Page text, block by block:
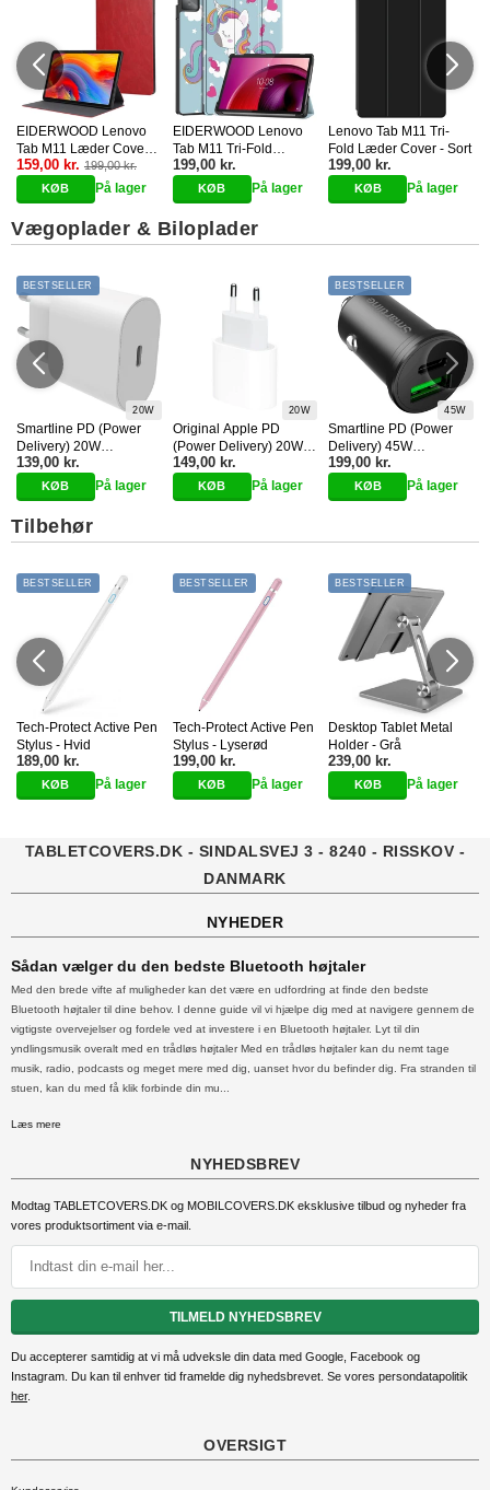
EIDERWOOD Lenovo
Tab M11 Læder Cover
m. Ståfunktion - Rød
159,00 kr. 199,00 kr.
På lager
EIDERWOOD Lenovo
Tab M11 Tri-Fold
Kunstlæder Cover m.
Vågeblus Funktion -
Enhjørning
199,00 kr.
På lager
Lenovo Tab M11 Tri-
Fold Læder Cover - Sort
199,00 kr.
På lager
Vægoplader & Biloplader
BESTSELLER
20W
Smartline PD (Power
Delivery) 20W
Vægoplader m. USB-C -
Hvid
139,00 kr.
På lager
20W
Original Apple PD
(Power Delivery) 20W
Vægoplader m. USB-C -
Hvid (MUVV3ZM/A)
149,00 kr.
På lager
BESTSELLER
45W
Smartline PD (Power
Delivery) 45W
Biloplader m. USB-C &
USB-A - Sort
199,00 kr.
På lager
Tilbehør
BESTSELLER
Tech-Protect Active Pen
Stylus - Hvid
189,00 kr.
På lager
BESTSELLER
Tech-Protect Active Pen
Stylus - Lyserød
199,00 kr.
På lager
BESTSELLER
Desktop Tablet Metal
Holder - Grå
239,00 kr.
På lager
TABLETCOVERS.DK - SINDALSVEJ 3 - 8240 - RISSKOV -
DANMARK
NYHEDER
Sådan vælger du den bedste Bluetooth højtaler
Med den brede vifte af muligheder kan det være en udfordring at finde den bedste
Bluetooth højtaler til dine behov. I denne guide vil vi hjælpe dig med at navigere gennem de
vigtigste overvejelser og fordele ved at investere i en Bluetooth højtaler. Lyt til din
yndlingsmusik overalt med en trådløs højtaler Med en trådløs højtaler kan du nemt tage
musik, radio, podcasts og meget mere med dig, uanset hvor du befinder dig. Fra stranden til
stuen, kan du med få klik forbinde din mu...
Læs mere
NYHEDSBREV
Modtag TABLETCOVERS.DK og MOBILCOVERS.DK eksklusive tilbud og nyheder fra
vores produktsortiment via e-mail
TILMELD NYHEDSBREV
Du accepterer samtidig at vi må udveksle din data med Google, Facebook og
Instagram. Du kan til enhver tid framelde dig nyhedsbrevet. Se vores persondatapolitik
her.
OVERSIGT